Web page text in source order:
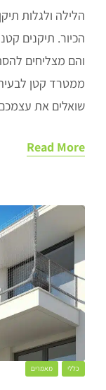
הלילה ולגלות
הכיור. תיקנים
והם מצליחים
ממטרד קטן
שואלים את
Read More
כללי מאמרים